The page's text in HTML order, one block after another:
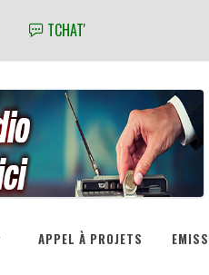
TCHAT'
APPEL À PROJETS